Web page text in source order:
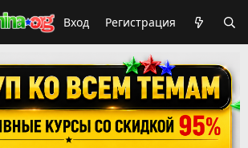
Вход Регистрация